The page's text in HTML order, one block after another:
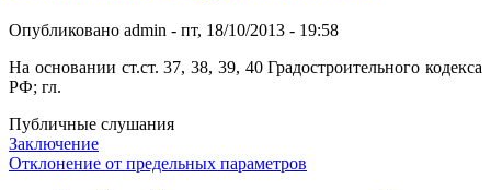
Опубликовано admin - пт, 18/10/2013 - 19:58
На основании ст.ст. 37, 38, 39, 40 Градостроительного кодекса
РФ; гл.
Публичные слушания
Заключение
Отклонение от предельных параметров